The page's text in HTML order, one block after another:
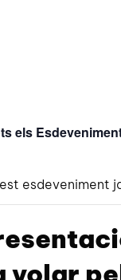
els
esdeveniment
volar